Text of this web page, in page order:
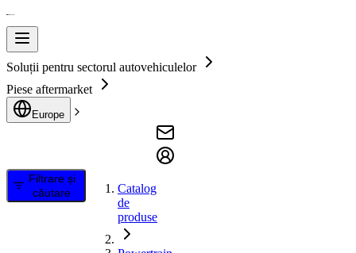
Soluții pentru sectorul autovehiculelor
Piese aftermarket
Europe
Filtrare și
căutare
Catalog
de
produse